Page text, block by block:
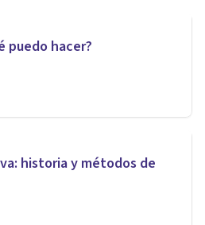
puedo hacer?
historia y métodos de
del